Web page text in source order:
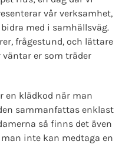
vår verksamhet,
med i samhällsväg.
frågestund, och lättare
er som träder
en klädkod när man
sammanfattas enklast
så finns det även
inte kan medtaga en